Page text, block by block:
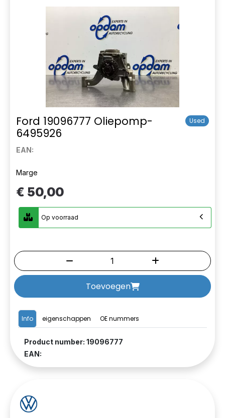
Ford 19096777 Oliepomp-
6495926
Used
EAN:
Info eigenschappen OE nummers
Product number: 19096777
EAN:
Marge
€ 50,00
Op voorraad
Toevoegen